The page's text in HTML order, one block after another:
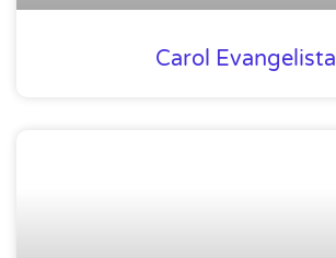
Carol Evangelista